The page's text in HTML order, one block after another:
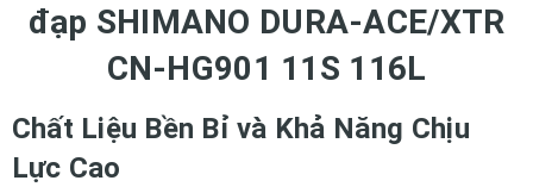
đạp SHIMANO DURA-ACE/XTR
CN-HG901 11S 116L
Chất Liệu Bền Bỉ và Khả Năng Chịu
Lực Cao